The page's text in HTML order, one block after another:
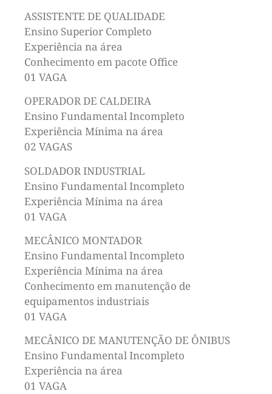
ASSISTENTE DE QUALIDADE
Ensino Superior Completo
Experiência na área
Conhecimento em pacote Office
01 VAGA
OPERADOR DE CALDEIRA
Ensino Fundamental Incompleto
Experiência Mínima na área
02 VAGAS
SOLDADOR INDUSTRIAL
Ensino Fundamental Incompleto
Experiência Mínima na área
01 VAGA
MECÂNICO MONTADOR
Ensino Fundamental Incompleto
Experiência Mínima na área
Conhecimento em manutenção de
equipamentos industriais
01 VAGA
MECÂNICO DE MANUTENÇÃO DE ÔNIBUS
Ensino Fundamental Incompleto
Experiência na área
01 VAGA